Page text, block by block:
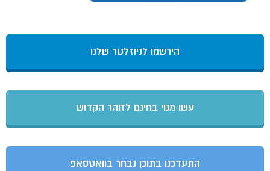
הירשמו לניוזלטר שלנו
עשו מנוי בחינם לזוהר הקדוש
התעדכנו בתוכן נבחר בוואטסאפ